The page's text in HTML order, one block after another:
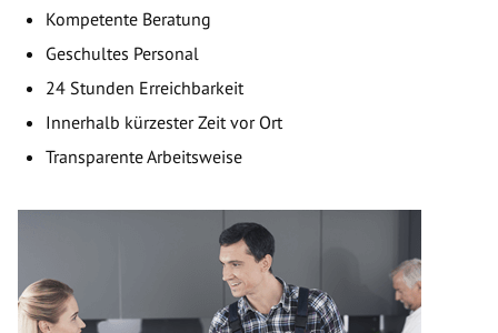
Kompetente Beratung
Geschultes Personal
24 Stunden Erreichbarkeit
Innerhalb kürzester Zeit vor Ort
Transparente Arbeitsweise